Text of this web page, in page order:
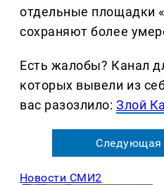
отдельные площадки
сохраняют более
Есть жалобы? Канал
которых вывели из
вас разозлило:Злой
Следующая
Новости СМИ2